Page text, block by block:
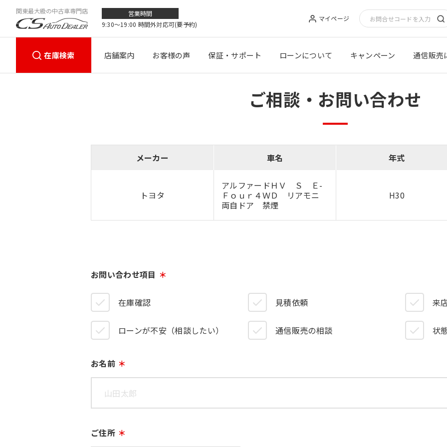
関東最大級の中古車専門店
営業時間
9:30〜19:00 時間外対応可(要予約)
マイページ
在庫検索 店舗案内 お客様の声 保証・サポート ローンについて キャンペーン 通信販売
ご相談・お問い合わせ
メーカー 車名 年式
トヨタ
アルファードＨＶ Ｓ Ｅ-
Ｆｏｕｒ４ＷＤ リアモニ
両自ドア 禁煙
H30
お問い合わせ項目
在庫確認 見積依頼 来
ローンが不安（相談したい） 通信販売の相談 状
お名前
ご住所